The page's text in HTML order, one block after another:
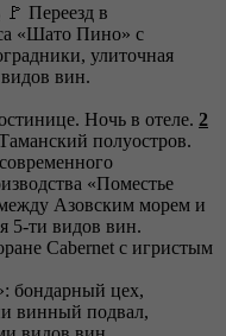
🚩 Переезд в
«Шато Пино» с
улиточная
вин.
Ночь в отеле. 2
полуостров.
«Поместье
Азовским морем и
5-ти видов вин.
Cabernet с игристым
бондарный цех,
винный подвал,